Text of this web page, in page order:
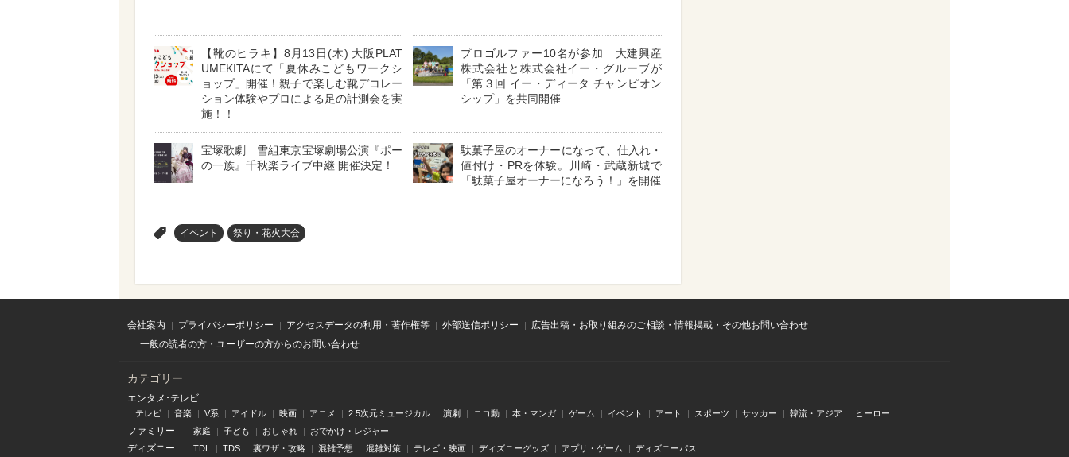
【靴のヒラキ】8月13日(木) 大阪PLAT
UMEKITAにて「夏休みこどもワークシ
ョップ」開催！親子で楽しむ靴デコレー
ション体験やプロによる足の計測会を実
施！！
プロゴルファー10名が参加 大建興産
株式会社と株式会社イー・グルーブが
「第３回 イー・ディータ チャンピオン
シップ」を共同開催
宝塚歌劇 雪組東京宝塚劇場公演『ポー
の一族』千秋楽ライブ中継 開催決定！
駄菓子屋のオーナーになって、仕入れ・
値付け・PRを体験。川崎・武蔵新城で
「駄菓子屋オーナーになろう！」を開催
イベント 祭り・花火大会
会社案内 プライバシーポリシー アクセスデータの利用・著作権等 外部送信ポリシー
広告出稿・お取り組みのご相談・情報掲載・その他お問い合わせ
一般の読者の方・ユーザーの方からのお問い合わせ
カテゴリー
エンタメ･テレビ
テレビ 音楽 V系 アイドル 映画 アニメ 2.5次元ミュージカル 演劇 ニコ動 本・マンガ ゲーム イベント アート スポーツ サッカー 韓流・アジア ヒーロー
ファミリー 家庭 子ども おしゃれ おでかけ・レジャー
ディズニー TDL TDS 裏ワザ・攻略 混雑予想 混雑対策 テレビ・映画 ディズニーグッズ アプリ・ゲーム ディズニーパス